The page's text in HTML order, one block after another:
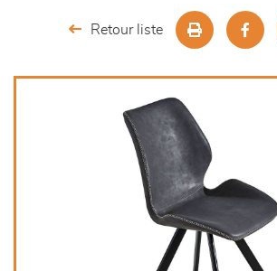
meubles de complément
Retour liste